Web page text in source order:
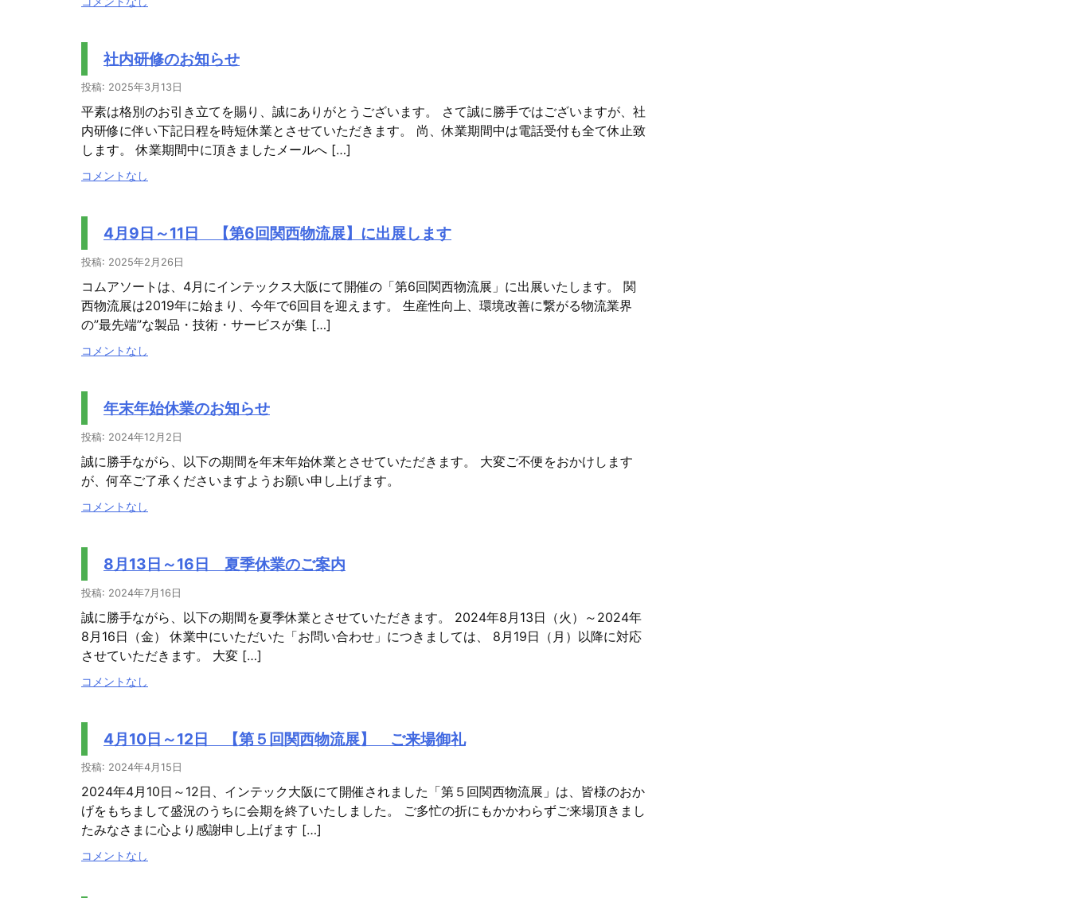
社内研修のお知らせ
投稿: 2025年3月13日
平素は格別のお引き立てを賜り、誠にありがとうございます。 さて誠に勝手ではございますが、社
内研修に伴い下記日程を時短休業とさせていただきます。 尚、休業期間中は電話受付も全て休止致
します。 休業期間中に頂きましたメールへ […]
コメントなし
4月9日～11日 【第6回関西物流展】に出展します
投稿: 2025年2月26日
コムアソートは、4月にインテックス大阪にて開催の「第6回関西物流展」に出展いたします。 関
西物流展は2019年に始まり、今年で6回目を迎えます。 生産性向上、環境改善に繋がる物流業界
の”最先端”な製品・技術・サービスが集 […]
コメントなし
年末年始休業のお知らせ
投稿: 2024年12月2日
誠に勝手ながら、以下の期間を年末年始休業とさせていただきます。 大変ご不便をおかけします
が、何卒ご了承くださいますようお願い申し上げます。
コメントなし
8月13日～16日 夏季休業のご案内
投稿: 2024年7月16日
誠に勝手ながら、以下の期間を夏季休業とさせていただきます。 2024年8月13日（火）～2024年
8月16日（金） 休業中にいただいた「お問い合わせ」につきましては、 8月19日（月）以降に対応
させていただきます。 大変 […]
コメントなし
4月10日～12日 【第５回関西物流展】 ご来場御礼
投稿: 2024年4月15日
2024年4月10日～12日、インテック大阪にて開催されました「第５回関西物流展」は、皆様のおか
げをもちまして盛況のうちに会期を終了いたしました。 ご多忙の折にもかかわらずご来場頂きまし
たみなさまに心より感謝申し上げます […]
コメントなし